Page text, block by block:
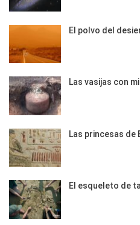
El polvo del
Las vasijas con
Las princesas de
El esqueleto de